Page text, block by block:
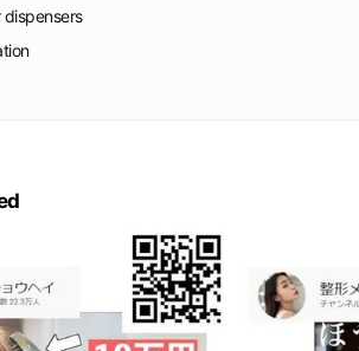
dispensers